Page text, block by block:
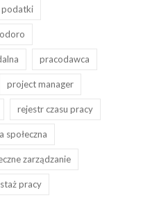
podatki
pracodawca
project manager
rejestr czasu pracy
społeczna
zarządzanie
staż pracy